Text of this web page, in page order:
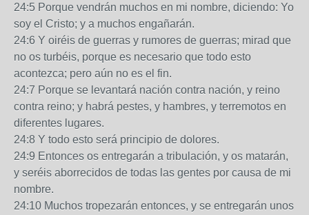
24:5 Porque vendrán muchos en mi nombre, diciendo: Yo
soy el Cristo; y a muchos engañarán.
24:6 Y oiréis de guerras y rumores de guerras; mirad que
no os turbéis, porque es necesario que todo esto
acontezca; pero aún no es el fin.
24:7 Porque se levantará nación contra nación, y reino
contra reino; y habrá pestes, y hambres, y terremotos en
diferentes lugares.
24:8 Y todo esto será principio de dolores.
24:9 Entonces os entregarán a tribulación, y os matarán,
y seréis aborrecidos de todas las gentes por causa de mi
nombre.
24:10 Muchos tropezarán entonces, y se entregarán unos